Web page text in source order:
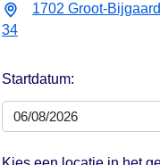
1702 Groot-
34
Startdatum: